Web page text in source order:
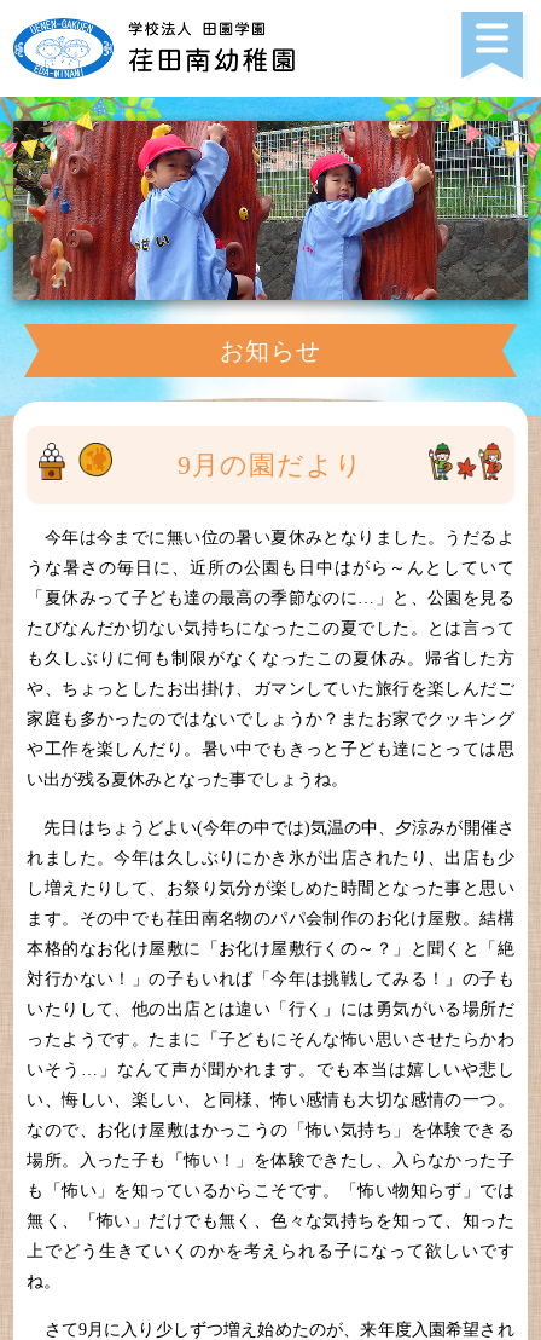
お知らせ
9月の園だより
今年は今までに無い位の暑い夏休みとなりました。うだるよ
うな暑さの毎日に、近所の公園も日中はがら～んとしていて
「夏休みって子ども達の最高の季節なのに…」と、公園を見る
たびなんだか切ない気持ちになったこの夏でした。とは言って
も久しぶりに何も制限がなくなったこの夏休み。帰省した方
や、ちょっとしたお出掛け、ガマンしていた旅行を楽しんだご
家庭も多かったのではないでしょうか？またお家でクッキング
や工作を楽しんだり。暑い中でもきっと子ども達にとっては思
い出が残る夏休みとなった事でしょうね。
先日はちょうどよい(今年の中では)気温の中、夕涼みが開催さ
れました。今年は久しぶりにかき氷が出店されたり、出店も少
し増えたりして、お祭り気分が楽しめた時間となった事と思い
ます。その中でも荏田南名物のパパ会制作のお化け屋敷。結構
本格的なお化け屋敷に「お化け屋敷行くの～？」と聞くと「絶
対行かない！」の子もいれば「今年は挑戦してみる！」の子も
いたりして、他の出店とは違い「行く」には勇気がいる場所だ
ったようです。たまに「子どもにそんな怖い思いさせたらかわ
いそう…」なんて声が聞かれます。でも本当は嬉しいや悲し
い、悔しい、楽しい、と同様、怖い感情も大切な感情の一つ。
なので、お化け屋敷はかっこうの「怖い気持ち」を体験できる
場所。入った子も「怖い！」を体験できたし、入らなかった子
も「怖い」を知っているからこそです。「怖い物知らず」では
無く、「怖い」だけでも無く、色々な気持ちを知って、知った
上でどう生きていくのかを考えられる子になって欲しいです
ね。
さて9月に入り少しずつ増え始めたのが、来年度入園希望され